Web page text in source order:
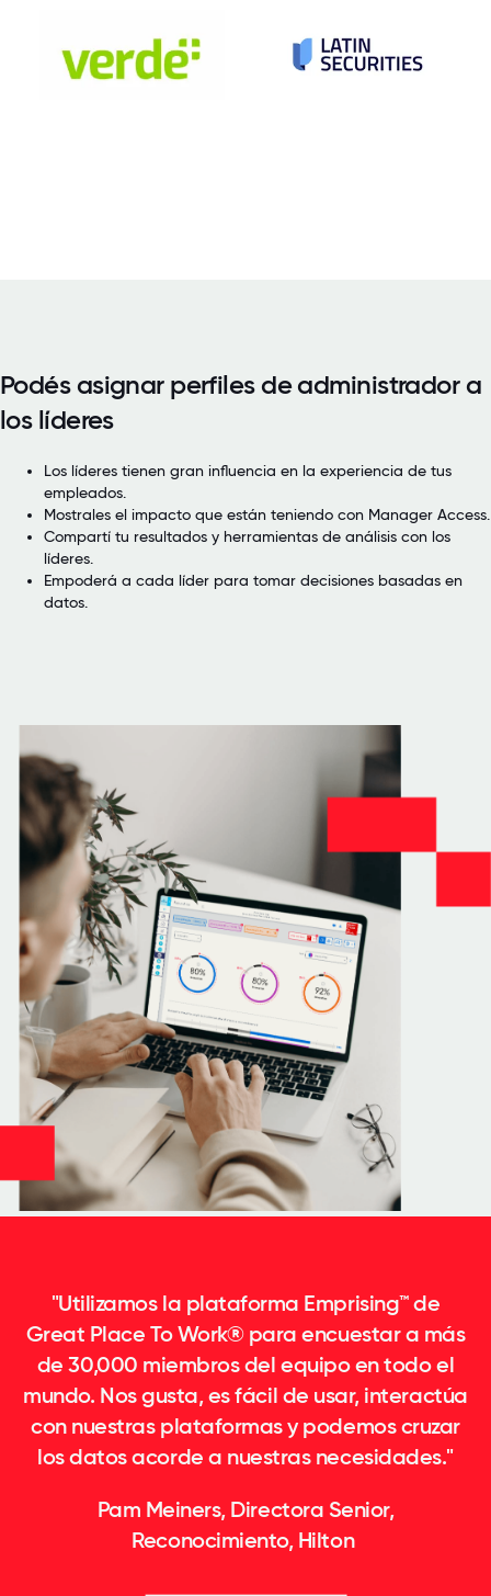
Podés asignar perfiles de administrador a
los líderes
Los líderes tienen gran influencia en la experiencia de tus
empleados.
Mostrales el impacto que están teniendo con Manager Access.
Compartí tu resultados y herramientas de análisis con los
líderes.
Empoderá a cada líder para tomar decisiones basadas en
datos.
"Utilizamos la plataforma Emprising™ de
Great Place To Work® para encuestar a más
de 30,000 miembros del equipo en todo el
mundo. Nos gusta, es fácil de usar, interactúa
con nuestras plataformas y podemos cruzar
los datos acorde a nuestras necesidades."
Pam Meiners, Directora Senior,
Reconocimiento, Hilton